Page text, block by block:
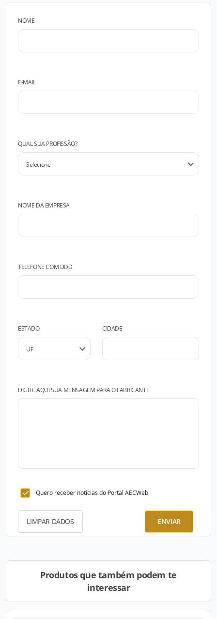
NOME
E-MAIL
QUAL SUA PROFISSÃO?
NOME DA EMPRESA
TELEFONE COM DDD
ESTADO CIDADE
DIGITE AQUI SUA MENSAGEM PARA O FABRICANTE
Quero receber notícias do Portal AECWeb
LIMPAR DADOS ENVIAR
Produtos que também podem te
interessar